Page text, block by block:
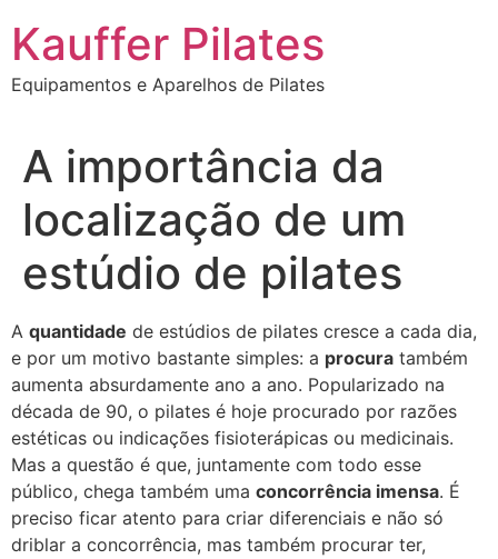
para
conteúdo
Kauffer Pilates
Equipamentos e Aparelhos de Pilates
A importância da
localização de um
estúdio de pilates
A quantidade de estúdios de pilates cresce a cada dia,
e por um motivo bastante simples: a procura também
aumenta absurdamente ano a ano. Popularizado na
década de 90, o pilates é hoje procurado por razões
estéticas ou indicações fisioterápicas ou medicinais.
Mas a questão é que, juntamente com todo esse
público, chega também uma concorrência imensa. É
preciso ficar atento para criar diferenciais e não só
driblar a concorrência, mas também procurar ter,